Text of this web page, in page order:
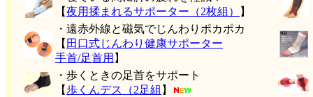
【夜用揉まれるサポーター（2枚組） 】
・遠赤外線と磁気でじんわりポカポカ
【 田口式じんわり健康サポーター
手首/足首用 】
・歩くときの足首をサポート
【歩くんデス（2足組 】